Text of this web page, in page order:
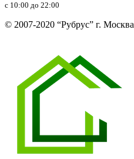
с 10:00 до 22:00
© 2007-2020 “Рубрус” г. Москва